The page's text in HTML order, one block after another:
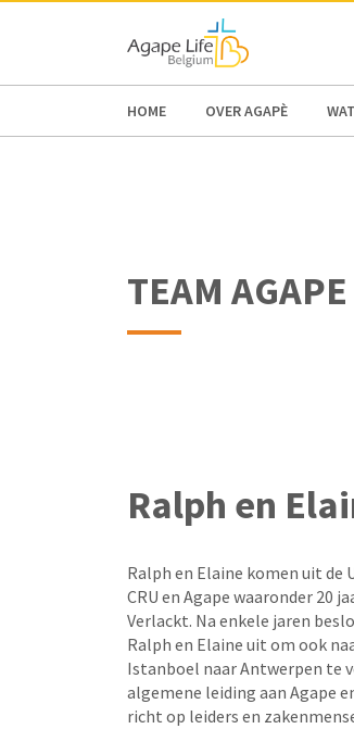
HOME OVER AGAPÈ
TEAM
Ralph en
Ralph en Elaine komen uit de
CRU en Agape waaronder 20
Verlackt. Na enkele jaren
Ralph en Elaine uit om ook
Istanboel naar Antwerpen te
algemene leiding aan Agape
richt op leiders en